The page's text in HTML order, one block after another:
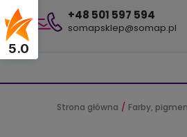
+48 501 597 594
somapsklep@somap.pl
Strona główna Farby,
5.0